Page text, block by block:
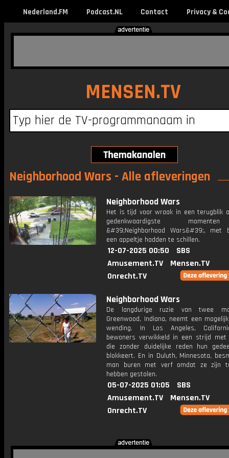
Nederland.FM Podcast.NL Contact Privacy &
MENSEN.TV
Neighborhood Wars - Alle afleveringen
Neighborhood Wars
Het is tijd voor wraak in een terugblik
gedenkwaardigste
&#39;Neighborhood Wars&#39;, met
een appeltje hadden te schillen.
12-07-2025 00:50
SBS
Amusement.TV
Mensen.TV
Onrecht.TV
Neighborhood Wars
De langdurige ruzie van twee
Greenwood, Indiana, neemt een
wending. In Los Angeles,
bewoners verwikkeld in een strijd met
die zonder duidelijke reden hun
blokkeert. En in Duluth, Minnesota,
man buren met verf omdat ze zijn
hebben gestolen.
05-07-2025 01:05
SBS
Amusement.TV
Mensen.TV
Onrecht.TV